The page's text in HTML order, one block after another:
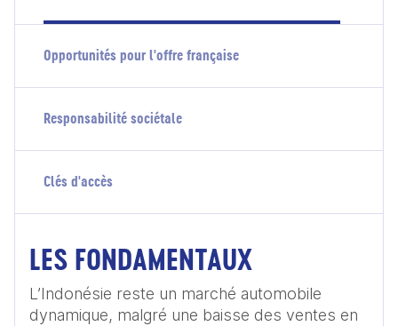
Opportunités pour l'offre française
Responsabilité sociétale
Clés d'accès
LES FONDAMENTAUX
L’Indonésie reste un marché automobile
dynamique, malgré une baisse des ventes en